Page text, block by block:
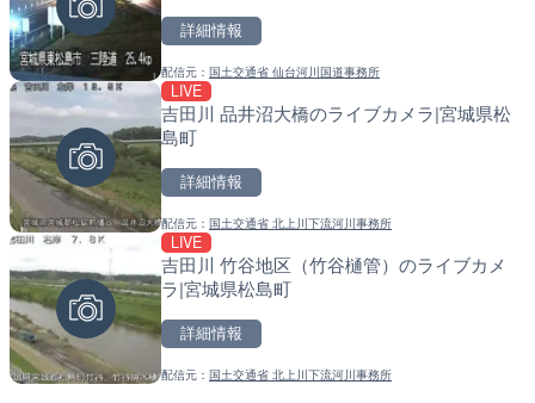
詳細情報
配信元：国土交通省 仙台河川国道事務所
LIVE
吉田川 品井沼大橋のライブカメラ|宮城県松
島町
詳細情報
配信元：国土交通省 北上川下流河川事務所
LIVE
吉田川 竹谷地区（竹谷樋管）のライブカメ
ラ|宮城県松島町
詳細情報
配信元：国土交通省 北上川下流河川事務所
配信元：高島市役所 政策部 危機管理局
手結港(YASU海の駅クラ
配信元：YASU海の駅CLUB
平和記念公園・原爆ドー
配信元：広島テレビニュース
配信元：東京都品川区南大井ライブカメ
道の駅さがのせきのライ
配信元：道の駅さがのせきPPカム
松江自動車道 三次東JCT
配信元：国土交通省 三次河川国道事務所